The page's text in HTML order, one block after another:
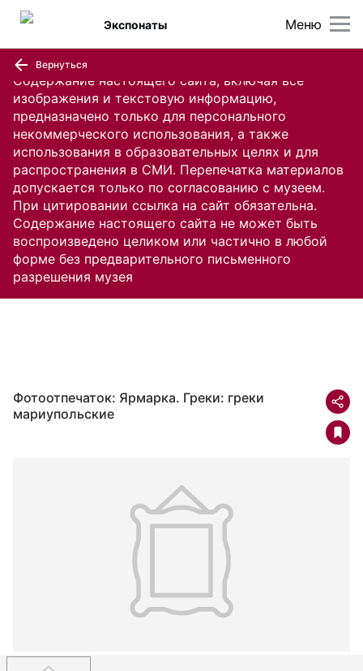
Содержание настоящего сайта, включая все
изображения и текстовую информацию,
предназначено только для персонального
некоммерческого использования, а также
использования в образовательных целях и для
распространения в СМИ. Перепечатка материалов
допускается только по согласованию с музеем.
При цитировании ссылка на сайт обязательна.
Содержание настоящего сайта не может быть
воспроизведено целиком или частично в любой
форме без предварительного письменного
разрешения музея
Меню
Экспонаты
Вернуться
Фотоотпечаток: Ярмарка. Греки: греки
мариупольские